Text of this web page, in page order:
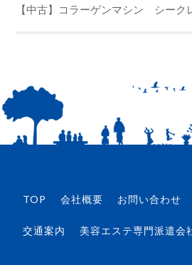
【中古】コラーゲンマシン シーク
TOP 会社概要 お問い合わせ
交通案内 美容エステ専門派遣会